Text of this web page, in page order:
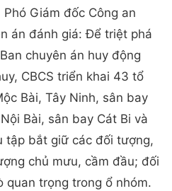
Giám đốc Công an
án đánh giá: Để triệt phá
chuyên án huy động
CBCS triển khai 43 tổ
Bài, Tây Ninh, sân bay
Bài, sân bay Cát Bi và
tập bắt giữ các đối tượng,
chủ mưu, cầm đầu; đối
quan trọng trong ổ nhóm.